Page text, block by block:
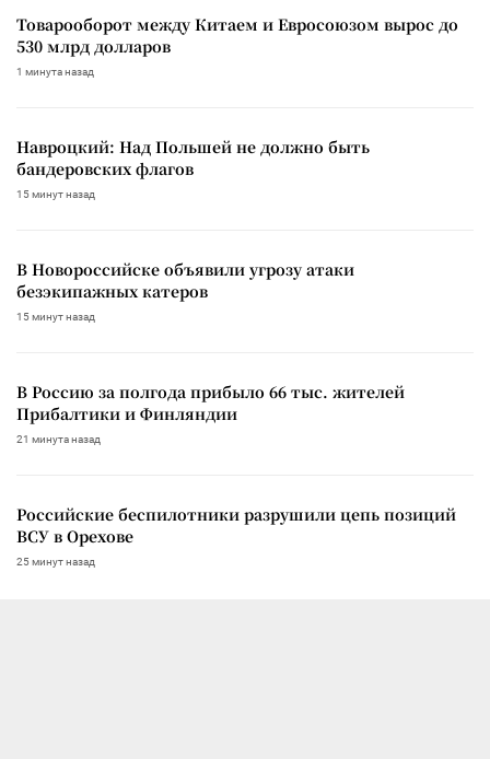
Товарооборот между Китаем и Евросоюзом вырос до
530 млрд долларов
1 минута назад
Навроцкий: Над Польшей не должно быть
бандеровских флагов
15 минут назад
В Новороссийске объявили угрозу атаки
безэкипажных катеров
15 минут назад
В Россию за полгода прибыло 66 тыс. жителей
Прибалтики и Финляндии
21 минута назад
Российские беспилотники разрушили цепь позиций
ВСУ в Орехове
25 минут назад